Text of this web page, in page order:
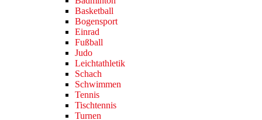
Basketball
Bogensport
Einrad
Fußball
Judo
Leichtathletik
Schach
Schwimmen
Tennis
Tischtennis
Turnen